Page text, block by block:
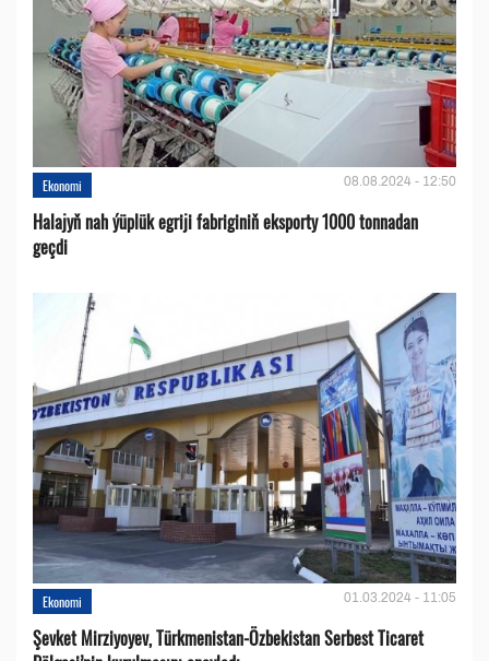
Ekonomi 08.08.2024 - 12:50
Halajyň nah ýüplük egriji fabriginiň eksporty 1000 tonnadan
geçdi
Ekonomi 01.03.2024 - 11:05
Şevket Mirziyoyev, Türkmenistan-Özbekistan Serbest Ticaret